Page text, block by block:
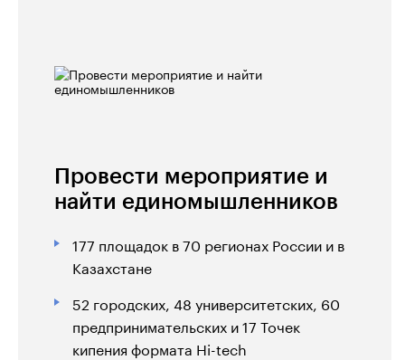
Провести мероприятие и
найти единомышленников
177 площадок в 70 регионах России и в
Казахстане
52 городских, 48 университетских, 60
предпринимательских и 17 Точек
кипения формата Hi-tech